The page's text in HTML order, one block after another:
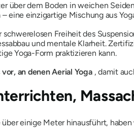
über dem Boden in weichen
eine einzigartige Mischung aus
Freiheit des
und mentale Klarheit.
Yoga-Form praktizieren kann.
an denen Aerial Yoga, damit
einige Meter hinausführt,